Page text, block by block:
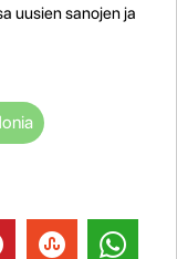
uusien sanojen ja